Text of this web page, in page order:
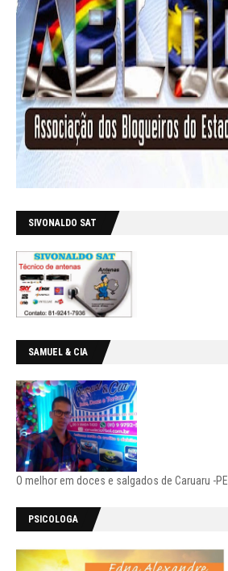
SIVONALDO SAT
SAMUEL & CIA
O melhor em doces e salgados de Caruaru -PE
PSICOLOGA